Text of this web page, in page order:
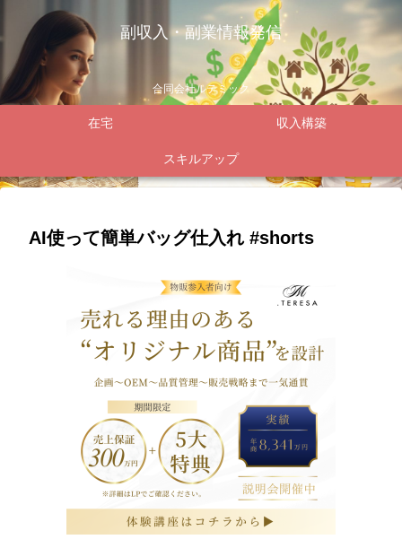
副収入・副業情報発信
合同会社ルテミック
在宅 収入構築
スキルアップ
AI使って簡単バッグ仕入れ #shorts